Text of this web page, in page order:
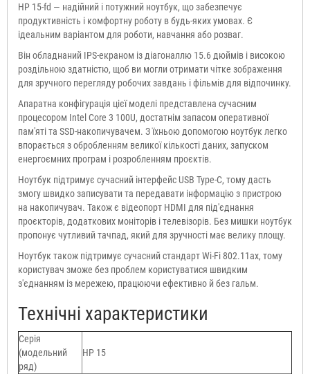
HP 15-fd — надійний і потужний ноутбук, що забезпечує
продуктивність і комфортну роботу в будь-яких умовах. Є
ідеальним варіантом для роботи, навчання або розваг.
Він обладнаний IPS-екраном із діагоналлю 15.6 дюймів і високою
роздільною здатністю, щоб ви могли отримати чітке зображення
для зручного перегляду робочих завдань і фільмів для відпочинку.
Апаратна конфігурація цієї моделі представлена сучасним
процесором Intel Core 3 100U, достатнім запасом оперативної
пам'яті та SSD-накопичувачем. З їхньою допомогою ноутбук легко
впорається з обробленням великої кількості даних, запуском
енергоємних програм і розробленням проєктів.
Ноутбук підтримує сучасний інтерфейс USB Type-C, тому дасть
змогу швидко записувати та передавати інформацію з пристрою
на накопичувач. Також є відеопорт HDMI для під'єднання
проєкторів, додаткових моніторів і телевізорів. Без мишки ноутбук
пропонує чутливий тачпад, який для зручності має велику площу.
Ноутбук також підтримує сучасний стандарт Wi-Fi 802.11ax, тому
користувач зможе без проблем користуватися швидким
з'єднанням із мережею, працюючи ефективно й без гальм.
Технічні характеристики
Серія
(модельний
ряд)
HP 15